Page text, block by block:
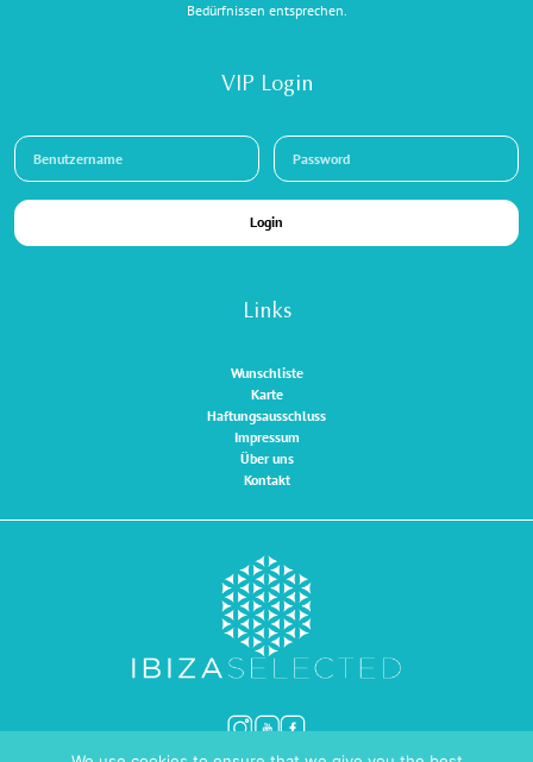
Bedürfnissen entsprechen.
Links
Wunschliste
Karte
Haftungsausschluss
Impressum
Über uns
Kontakt
VIP Login
Login